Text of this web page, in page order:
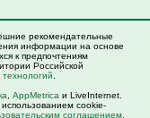
рекомендательные
информации на основе
к предпочтениям
Российской
AppMetrica и LiveInternet.
cookie-
соглашением